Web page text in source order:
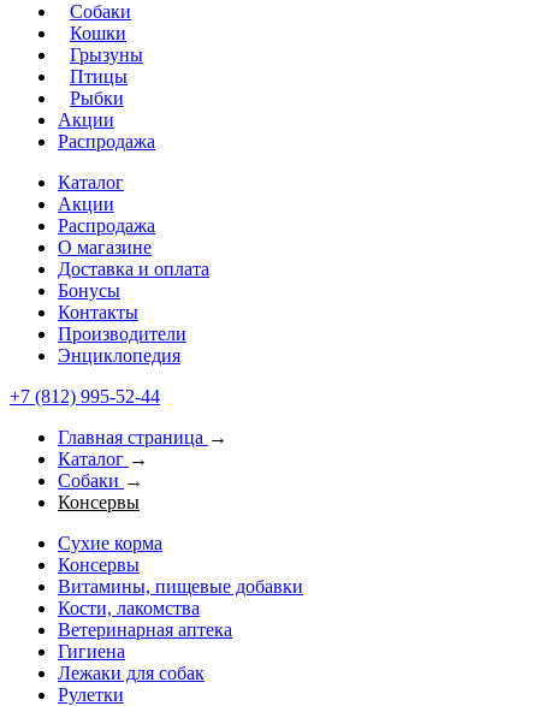
Собаки
Кошки
Грызуны
Птицы
Рыбки
Акции
Распродажа
Каталог
Акции
Распродажа
О магазине
Доставка и оплата
Бонусы
Контакты
Производители
Энциклопедия
+7 (812) 995-52-44
Главная страница →
Каталог →
Собаки →
Консервы
Сухие корма
Консервы
Витамины, пищевые добавки
Кости, лакомства
Ветеринарная аптека
Гигиена
Лежаки для собак
Рулетки